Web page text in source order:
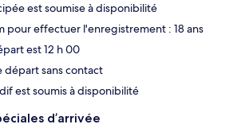
est soumise à disponibilité
pour effectuer l'enregistrement : 18 ans
est 12 h 00
départ sans contact
est soumis à disponibilité
d’arrivée